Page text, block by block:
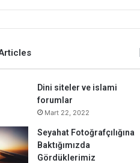
Dini siteler ve islami
forumlar
Mart 22, 2022
Seyahat Fotoğrafçılığına
Baktığımızda
Gördüklerimiz